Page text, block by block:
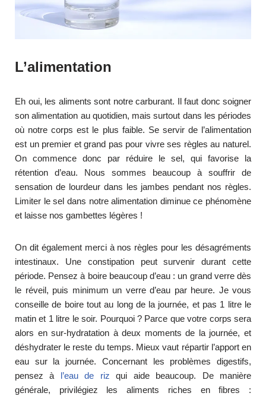
L’alimentation
Eh oui, les aliments sont notre carburant. Il faut donc soigner
son alimentation au quotidien, mais surtout dans les périodes
où notre corps est le plus faible. Se servir de l’alimentation
est un premier et grand pas pour vivre ses règles au naturel.
On commence donc par réduire le sel, qui favorise la
rétention d’eau. Nous sommes beaucoup à souffrir de
sensation de lourdeur dans les jambes pendant nos règles.
Limiter le sel dans notre alimentation diminue ce phénomène
et laisse nos gambettes légères !
On dit également merci à nos règles pour les désagréments
intestinaux. Une constipation peut survenir durant cette
période. Pensez à boire beaucoup d’eau : un grand verre dès
le réveil, puis minimum un verre d’eau par heure. Je vous
conseille de boire tout au long de la journée, et pas 1 litre le
matin et 1 litre le soir. Pourquoi ? Parce que votre corps sera
alors en sur-hydratation à deux moments de la journée, et
déshydrater le reste du temps. Mieux vaut répartir l’apport en
eau sur la journée. Concernant les problèmes digestifs,
pensez à
l’eau de riz qui aide beaucoup. De manière
générale, privilégiez les aliments riches en fibres :